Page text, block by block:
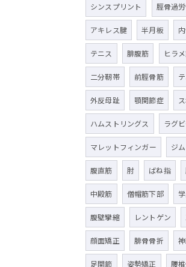
シンスプリント 脛骨過
アキレス腱 半月板
テニス 腓腹筋 ヒラ
二分靭帯 前脛骨筋
外反母趾 顎関節症
ハムストリングス ラグ
マレットフィンガー ジム
腹直筋 肘 ばね指
中殿筋 僧帽筋下部
腹壁攣縮 レントゲン
顔面矯正 腓骨骨折
足関節 姿勢矯正 腰